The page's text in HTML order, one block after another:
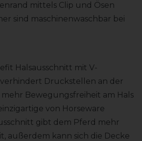
mittels Clip und Ösen
sind maschinenwaschbar bei
Halsausschnitt mit V-
Druckstellen an der
Bewegungsfreiheit am Hals
von Horseware
gibt dem Pferd mehr
außerdem kann sich die Decke